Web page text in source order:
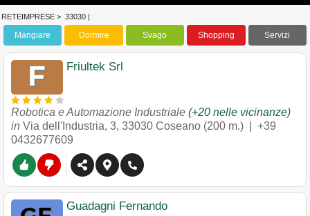
RETEIMPRESE > 33030 |
Mangiare Dormire Svago Shopping Servizi
Friultek Srl
Robotica e Automazione Industriale (+20 nelle vicinanze)
in Via dell'Industria, 3, 33030 Coseano (200 m.) | +39
0432677609
Guadagni Fernando